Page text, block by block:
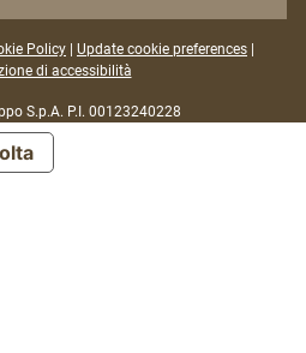
Policy Update cookie preferences
di accessibilità
S.p.A. P.I. 00123240228